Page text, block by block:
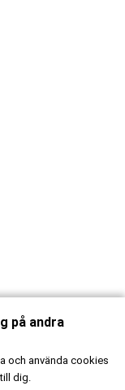
på andra
och använda cookies
dig.